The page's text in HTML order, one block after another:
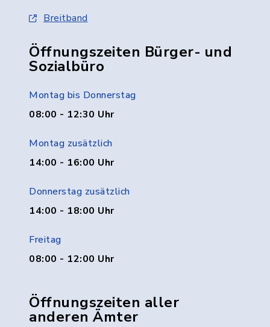
Breitband
Öffnungszeiten Bürger- und
Sozialbüro
Montag bis Donnerstag
08:00 - 12:30 Uhr
Montag zusätzlich
14:00 - 16:00 Uhr
Donnerstag zusätzlich
14:00 - 18:00 Uhr
Freitag
08:00 - 12:00 Uhr
Öffnungszeiten aller
anderen Ämter